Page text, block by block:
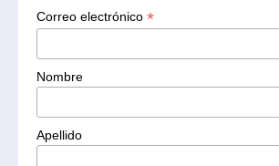
Correo electrónico *
Nombre
Apellido